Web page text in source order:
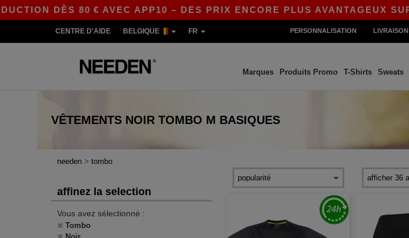
DÈS 80 € AVEC APP10 – DES PRIX ENCORE PLUS AVANTAGEUX SUR
CENTRE D'AIDE BELGIQUE FR PERSONNALISATION LIVRAISON
Marques Produits Promo T-Shirts Sweats
VÊTEMENTS NOIR TOMBO M BASIQUES
needen > tombo
affinez la selection
Vous avez sélectionné :
Tombo